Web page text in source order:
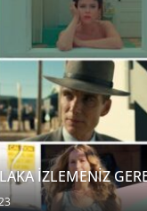
İZLEMENİZ